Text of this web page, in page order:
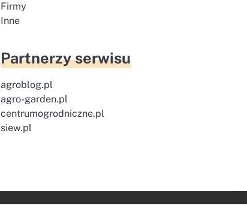
Firmy
Inne
Partnerzy serwisu
agroblog.pl
agro-garden.pl
centrumogrodniczne.pl
siew.pl